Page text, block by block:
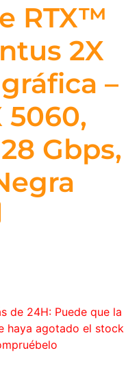
RTX™
2X
–
5060,
Gbps,
de 24H: Puede que la
haya agotado el stock